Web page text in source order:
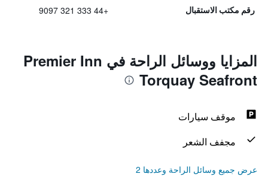
رقم مكتب الاستقبال +44 333 321 9097
المزايا ووسائل الراحة في Premier Inn
Torquay Seafront
موقف سيارات
مجفف الشعر
عرض جميع وسائل الراحة وعددها 2